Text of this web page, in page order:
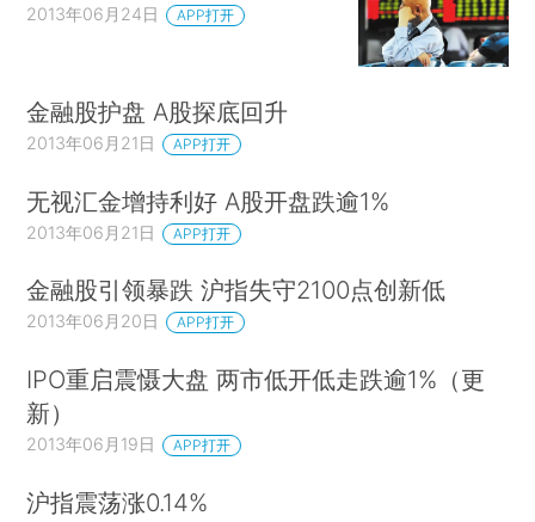
2013年06月24日 APP打开
金融股护盘 A股探底回升
2013年06月21日 APP打开
无视汇金增持利好 A股开盘跌逾1%
2013年06月21日 APP打开
金融股引领暴跌 沪指失守2100点创新低
2013年06月20日 APP打开
IPO重启震慑大盘 两市低开低走跌逾1%（更
新）
2013年06月19日 APP打开
沪指震荡涨0.14%